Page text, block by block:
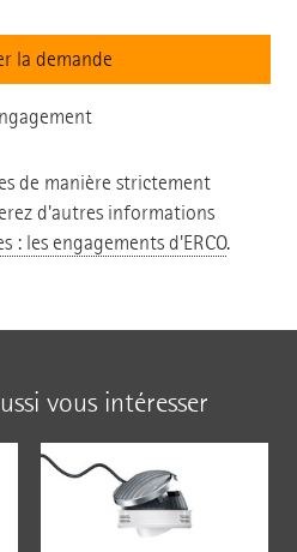
de manière strictement
d'autres informations
: les engagements d'ERCO.
vous intéresser